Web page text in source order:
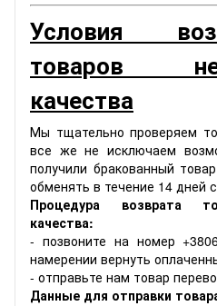
Условия
товаров
качества
Мы тщательно проверяем
все же не исключаем
получили бракованный
обменять в течение 14 дней
Процедура возврата
качества:
- позвоните на номер
намерении вернуть
- отправьте нам товар
Данные для отправки